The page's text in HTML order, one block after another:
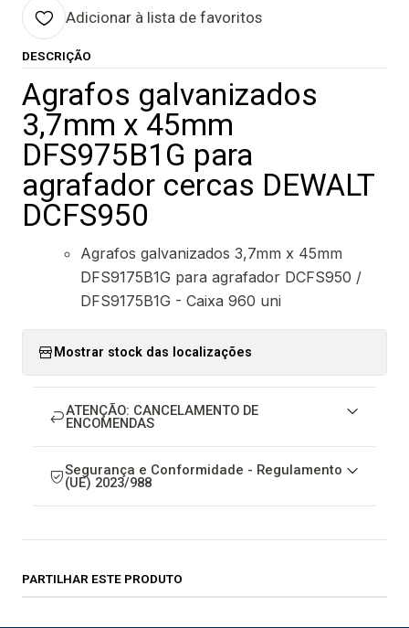
Adicionar à lista de favoritos
DESCRIÇÃO
Agrafos galvanizados
3,7mm x 45mm
DFS975B1G para
agrafador cercas DEWALT
DCFS950
Agrafos galvanizados 3,7mm x 45mm
DFS9175B1G para agrafador DCFS950 /
DFS9175B1G - Caixa 960 uni
Mostrar stock das localizações
ATENÇÃO: CANCELAMENTO DE
ENCOMENDAS
Segurança e Conformidade - Regulamento
(UE) 2023/988
PARTILHAR ESTE PRODUTO